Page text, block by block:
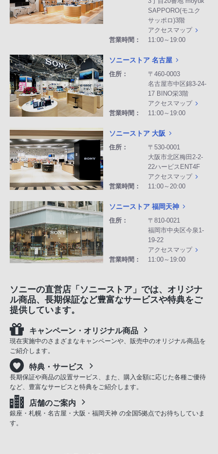
SAPPORO(モユク
サッポロ)3階
アクセスマップ
営業時間：
11:00～19:00
ソニーストア 名古屋
住所：
〒460-0003
名古屋市中区錦3-24-
17 BINO栄3階
アクセスマップ
営業時間：
11:00～19:00
ソニーストア 大阪
住所：
〒530-0001
大阪市北区梅田2-2-
22ハービスENT4F
アクセスマップ
営業時間：
11:00～20:00
ソニーストア 福岡天神
住所：
〒810-0021
福岡市中央区今泉1-
19-22
アクセスマップ
営業時間：
11:00～19:00
ソニーの直営店「ソニーストア」では、オリジナ
ル商品、長期保証など豊富なサービスや特典をご
提供しています。
キャンペーン・オリジナル商品
現在実施中のさまざまなキャンペーンや、販売中のオリジナル商品を
ご紹介します。
特典・サービス
長期保証や商品の設置サービス、また、購入金額に応じた各種ご優待
など、豊富なサービスと特典をご紹介します。
店舗のご案内
銀座・札幌・名古屋・大阪・福岡天神 の全国5拠点でお待ちしていま
す。